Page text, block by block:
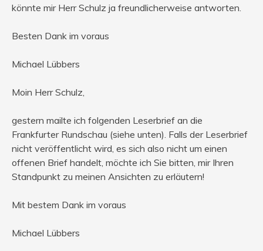
könnte mir Herr Schulz ja freundlicherweise antworten.
Besten Dank im voraus
Michael Lübbers
Moin Herr Schulz,
gestern mailte ich folgenden Leserbrief an die
Frankfurter Rundschau (siehe unten). Falls der Leserbrief
nicht veröffentlicht wird, es sich also nicht um einen
offenen Brief handelt, möchte ich Sie bitten, mir Ihren
Standpunkt zu meinen Ansichten zu erläutern!
Mit bestem Dank im voraus
Michael Lübbers